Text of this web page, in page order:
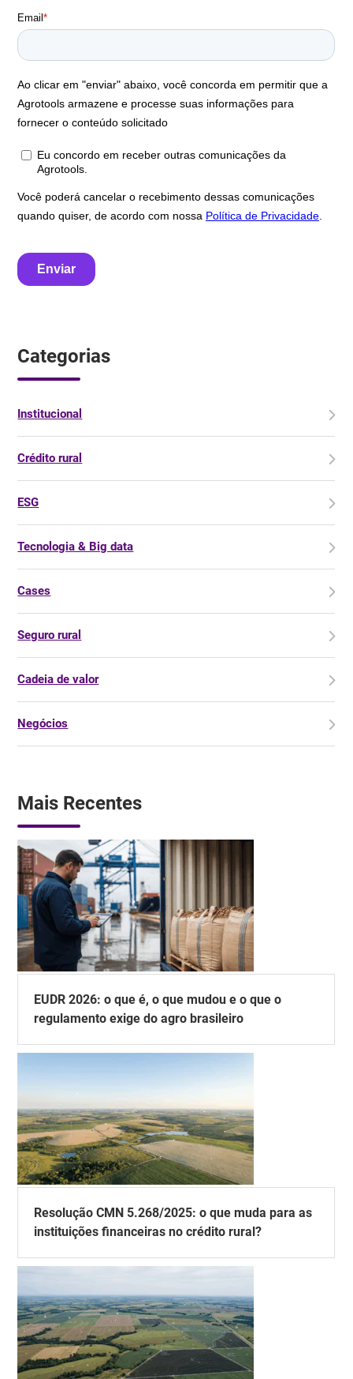
Categorias
Institucional
Crédito rural
ESG
Tecnologia & Big data
Cases
Seguro rural
Cadeia de valor
Negócios
Mais Recentes
EUDR 2026: o que é, o que mudou e o que o
regulamento exige do agro brasileiro
Resolução CMN 5.268/2025: o que muda para as
instituições financeiras no crédito rural?